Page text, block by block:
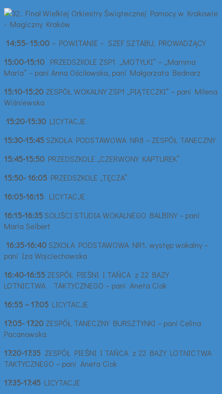
14:55- 15:00 – POWITANIE – SZEF SZTABU, PROWADZĄCY
15:00-15:10 PRZEDSZKOLE ZSP1 „MOTYLKI“ – „Mamma
Maria“ – pani Anna Ościłowska, pani Małgorzata Bednarz
15:10-15:20 ZESPÓŁ WOKALNY ZSP1 „PIĄTECZKI“ – pani Milena
Wiśniewska
15:20-15:30 LICYTACJE
15:30-15:45SZKOŁA PODSTAWOWA NR8 – ZESPÓŁ TANECZNY
15:45-15:50 PRZEDSZKOLE „CZERWONY KAPTUREK”
15:50- 16:05 PRZEDSZKOLE „TĘCZA”
16:05-16:15 LICYTACJE
16:15-16:35SOLIŚCI STUDIA WOKALNEGO BALBINY – pani
Maria Seibert
16:35-16:40SZKOŁA PODSTAWOWA NR1, występ wokalny –
pani Iza Wojciechowska
16:40-16:55 ZESPÓŁ PIEŚNI I TAŃCA z 22 BAZY
LOTNICTWA TAKTYCZNEGO – pani Aneta Ciok
16:55 – 17:05 LICYTACJE
17:05- 17:20 ZESPÓŁ TANECZNY BURSZTYNKI – pani Celina
Pacanowska
17:20-17:35 ZESPÓŁ PIEŚNI I TAŃCA z 22 BAZY LOTNICTWA
TAKTYCZNEGO – pani Aneta Ciok
17:35-17:45 LICYTACJE